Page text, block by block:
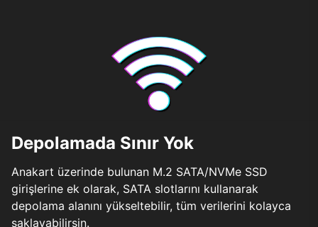
Depolamada Sınır Yok
Anakart üzerinde bulunan M.2 SATA/NVMe SSD
girişlerine ek olarak, SATA slotlarını kullanarak
depolama alanını yükseltebilir, tüm verilerini kolayca
saklayabilirsin.